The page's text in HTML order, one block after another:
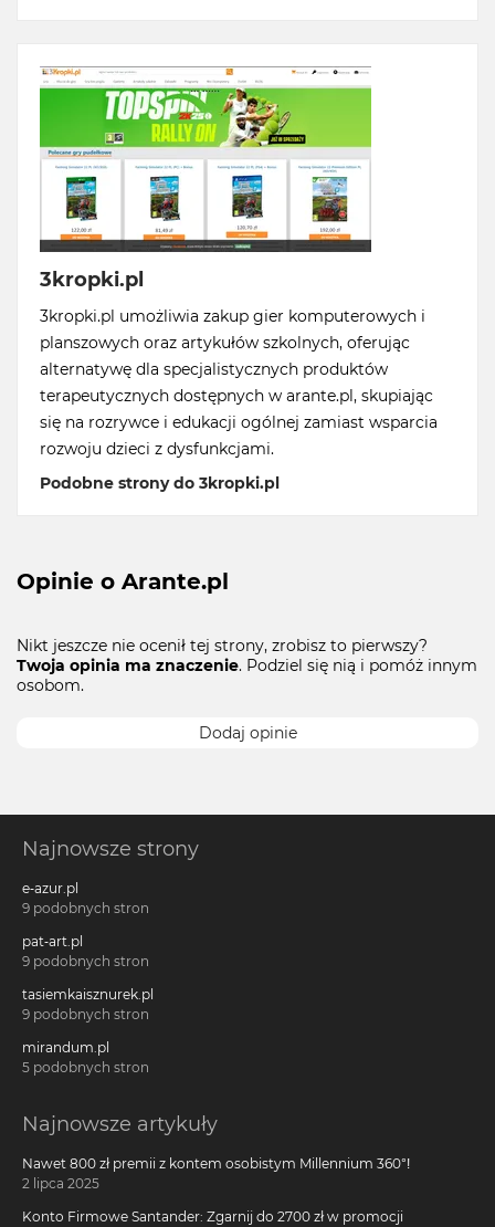
3kropki.pl
3kropki.pl umożliwia zakup gier komputerowych i
planszowych oraz artykułów szkolnych, oferując
alternatywę dla specjalistycznych produktów
terapeutycznych dostępnych w arante.pl, skupiając
się na rozrywce i edukacji ogólnej zamiast wsparcia
rozwoju dzieci z dysfunkcjami.
Podobne strony do 3kropki.pl
Opinie o Arante.pl
Nikt jeszcze nie ocenił tej strony, zrobisz to pierwszy?
Twoja opinia ma znaczenie. Podziel się nią i pomóż innym
osobom.
Dodaj opinie
Najnowsze strony
e-azur.pl
9 podobnych stron
pat-art.pl
9 podobnych stron
tasiemkaisznurek.pl
9 podobnych stron
mirandum.pl
5 podobnych stron
Najnowsze artykuły
Nawet 800 zł premii z kontem osobistym Millennium 360°!
2 lipca 2025
Konto Firmowe Santander: Zgarnij do 2700 zł w promocji